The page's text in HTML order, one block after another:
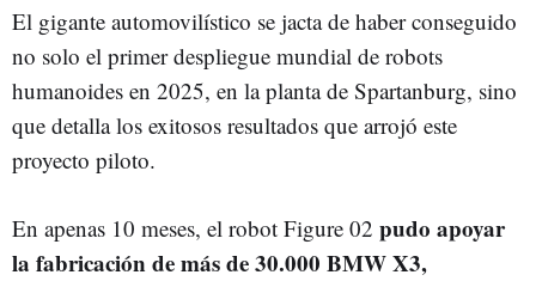
El gigante automovilístico se jacta de haber conseguido
no solo el primer despliegue mundial de robots
humanoides en 2025, en la planta de Spartanburg, sino
que detalla los exitosos resultados que arrojó este
proyecto piloto.
En apenas 10 meses, el robot Figure 02 pudo apoyar
la fabricación de más de 30.000 BMW X3,